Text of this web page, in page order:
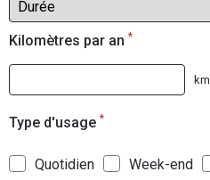
Kilomètres par an *
km
Type d'usage *
Quotidien Week-end